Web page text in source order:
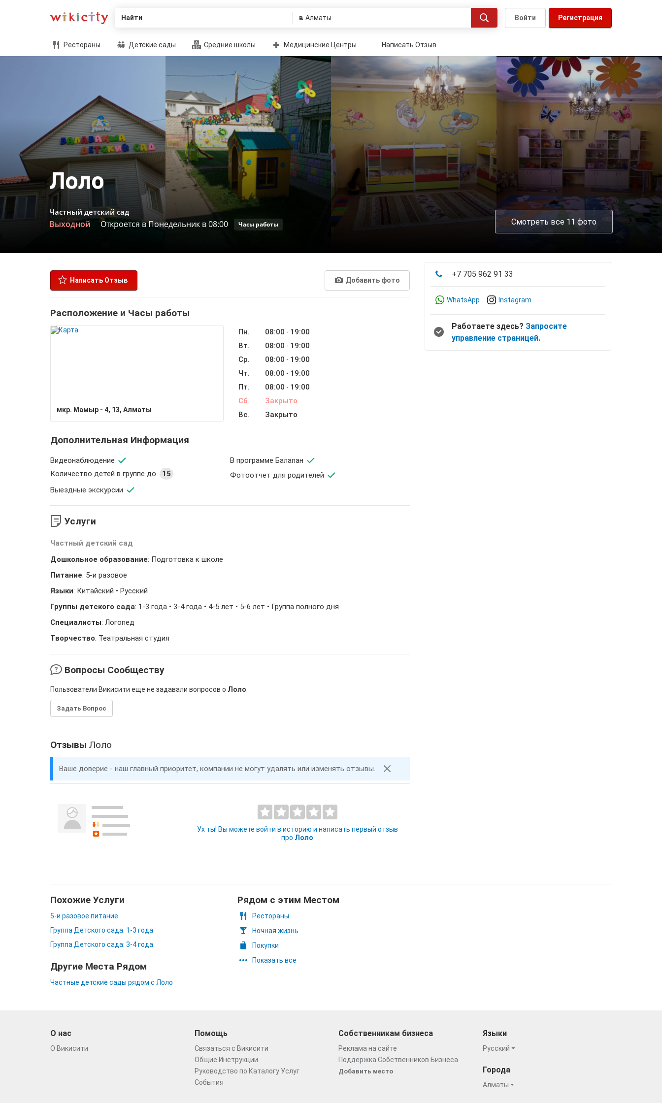
Найти в Регистрация
Войти
Рестораны Детские сады Средние школы Медицинские Центры Написать Отзыв
Лоло
Частный детский сад
Выходной Откроется в Понедельник в 08:00 Часы работы Смотреть все 11 фото
Написать Отзыв Добавить фото
Расположение и Часы работы
мкр. Мамыр - 4, 13, Алматы
Пн. 08:00 - 19:00
Вт.
08:00 - 19:00
Ср.
08:00 - 19:00
Чт.
08:00 - 19:00
Пт.
08:00 - 19:00
Сб.
Закрыто
Вс.
Закрыто
Дополнительная Информация
Видеонаблюдение
В программе Балапан
Количество детей в группе до
15
Фотоотчет для родителей
Выездные экскурсии
Услуги
Частный детский сад
Дошкольное образование: Подготовка к школе
Питание: 5-и разовое
Языки: Китайский • Русский
Группы детского сада: 1-3 года • 3-4 года • 4-5 лет • 5-6 лет • Группа полного дня
Специалисты: Логопед
Творчество: Театральная студия
Вопросы Сообществу
Пользователи Викисити еще не задавали вопросов о Лоло
Задать Вопрос
Отзывы Лоло
Ваше доверие - наш главный приоритет, компании не могут удалять или изменять отзывы.
Ух ты! Вы можете войти в историю и написать первый отзыв
про Лоло
+7 705 962 91 33
WhatsApp Instagram
Работаете здесь? Запросите
управление страницей.
Похожие Услуги
5-и разовое питание
Группа Детского сада: 1-3 года
Группа Детского сада: 3-4 года
Другие Места Рядом
Частные детские сады рядом с Лоло
Рядом с этим Местом
Рестораны
Ночная жизнь
Покупки
Показать все
О нас
О Викисити
Помощь
Связаться с Викисити
Общие Инструкции
Руководство по Каталогу Услуг
События
Собственникам бизнеса
Реклама на сайте
Поддержка Собственников Бизнеса
Добавить место
Языки
Русский
Города
Алматы